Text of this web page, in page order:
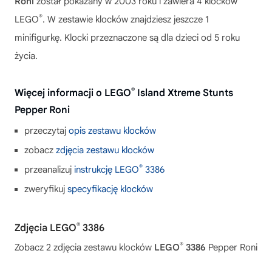
LEGO®. W zestawie klocków znajdziesz jeszcze 1
minifigurkę. Klocki przeznaczone są dla dzieci od 5 roku
życia.
Więcej informacji o LEGO® Island Xtreme Stunts
Pepper Roni
przeczytaj opis zestawu klocków
zobacz zdjęcia zestawu klocków
przeanalizuj instrukcję LEGO® 3386
zweryfikuj specyfikację klocków
Zdjęcia LEGO® 3386
Zobacz 2 zdjęcia zestawu klocków LEGO® 3386 Pepper Roni